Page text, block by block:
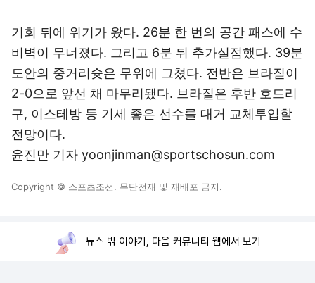
기회 뒤에 위기가 왔다. 26분 한 번의 공간 패스에 수
비벽이 무너졌다. 그리고 6분 뒤 추가실점했다. 39분
도안의 중거리슛은 무위에 그쳤다. 전반은 브라질이
2-0으로 앞선 채 마무리됐다. 브라질은 후반 호드리
구, 이스테방 등 기세 좋은 선수를 대거 교체투입할
전망이다.
윤진만 기자 yoonjinman@sportschosun.com
Copyright © 스포츠조선. 무단전재 및 재배포 금지.
뉴스 밖 이야기, 다음 커뮤니티 웹에서 보기